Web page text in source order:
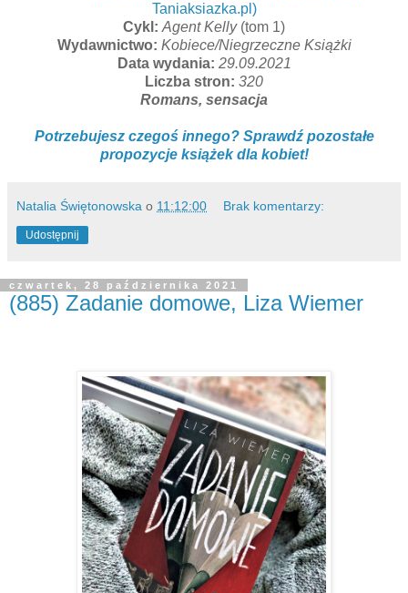
Taniaksiazka.pl)
Cykl: Agent Kelly (tom 1)
Wydawnictwo: Kobiece/Niegrzeczne Książki
Data wydania: 29.09.2021
Liczba stron: 320
Romans, sensacja
Potrzebujesz czegoś innego? Sprawdź pozostałe
propozycje książek dla kobiet!
Natalia Świętonowska o 11:12:00 Brak komentarzy:
Udostępnij
czwartek, 28 października 2021
(885) Zadanie domowe, Liza Wiemer